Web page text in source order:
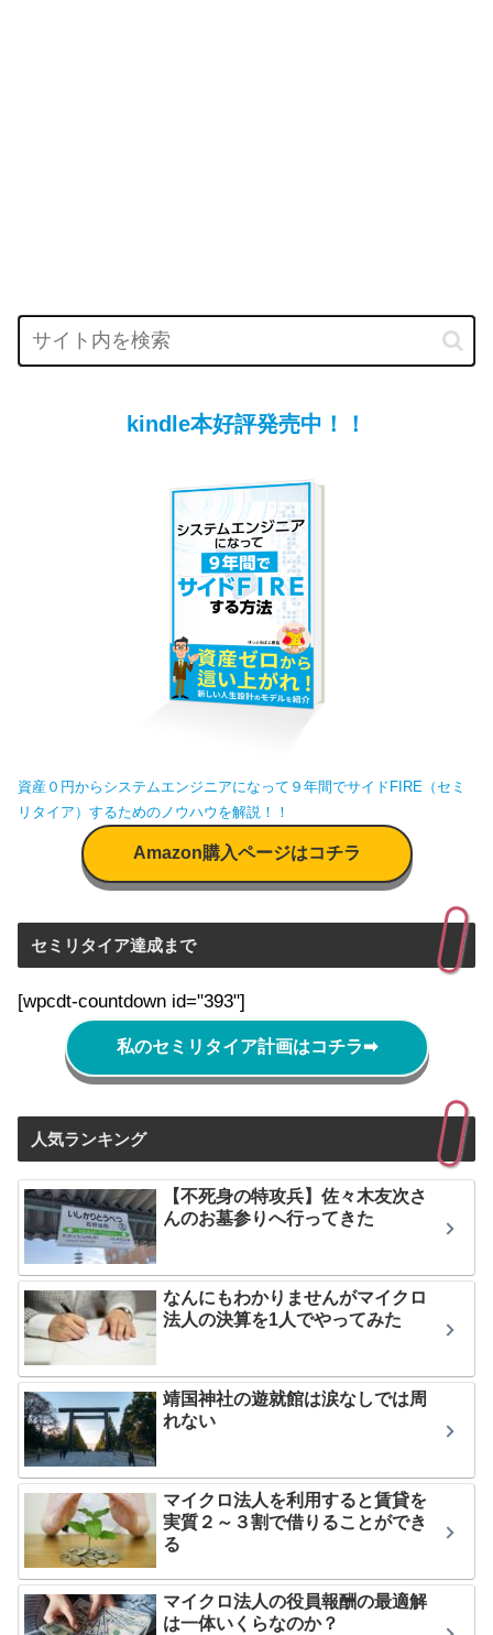
kindle本好評発売中！！
資産０円からシステムエンジニアになって９年間でサイドFIRE（セミ
リタイア）するためのノウハウを解説！！
Amazon購入ページはコチラ
セミリタイア達成まで
[wpcdt-countdown id="393"]
私のセミリタイア計画はコチラ➡
人気ランキング
【不死身の特攻兵】佐々木友次さ
んのお墓参りへ行ってきた
なんにもわかりませんがマイクロ
法人の決算を1人でやってみた
靖国神社の遊就館は涙なしでは周
れない
マイクロ法人を利用すると賃貸を
実質２～３割で借りることができ
る
マイクロ法人の役員報酬の最適解
は一体いくらなのか？